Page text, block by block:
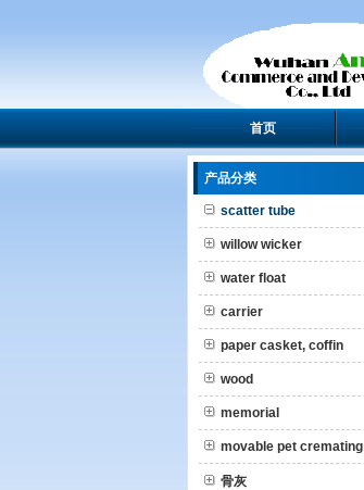
首页
产品分类
scatter tube
willow wicker
water float
carrier
paper casket, coffin
wood
memorial
movable pet cremating
骨灰